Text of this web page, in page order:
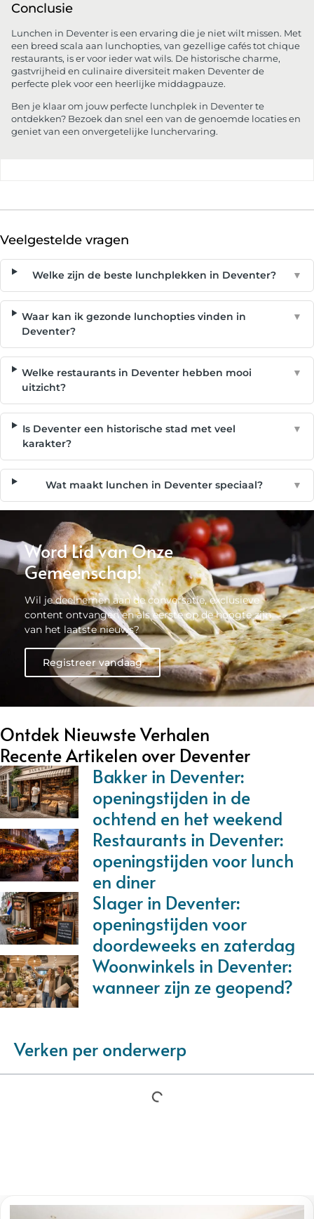
Conclusie
Lunchen in Deventer is een ervaring die je niet wilt missen. Met
een breed scala aan lunchopties, van gezellige cafés tot chique
restaurants, is er voor ieder wat wils. De historische charme,
gastvrijheid en culinaire diversiteit maken Deventer de
perfecte plek voor een heerlijke middagpauze.
Ben je klaar om jouw perfecte lunchplek in Deventer te
ontdekken? Bezoek dan snel een van de genoemde locaties en
geniet van een onvergetelijke lunchervaring.
Veelgestelde vragen
Welke zijn de beste lunchplekken in Deventer? ▼
Waar kan ik gezonde lunchopties vinden in
Deventer?
▼
Welke restaurants in Deventer hebben mooi
uitzicht?
▼
Is Deventer een historische stad met veel
karakter?
▼
Wat maakt lunchen in Deventer speciaal? ▼
Word Lid van Onze
Gemeenschap!
Wil je deelnemen aan de conversatie, exclusieve
content ontvangen en als eerste op de hoogte zijn
van het laatste nieuws?
Registreer vandaag
Ontdek Nieuwste Verhalen
Recente Artikelen over Deventer
Bakker in Deventer:
openingstijden in de
ochtend en het weekend
Restaurants in Deventer:
openingstijden voor lunch
en diner
Slager in Deventer:
openingstijden voor
doordeweeks en zaterdag
Woonwinkels in Deventer:
wanneer zijn ze geopend?
Verken per onderwerp